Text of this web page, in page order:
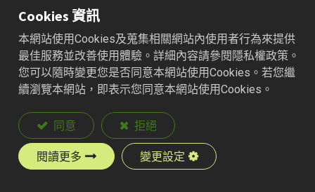
產品說明
Cookies 資訊
本網站使用Cookies及蒐集相關網站內使用者行為來提供
最佳服務並改善使用體驗。詳細內容請參閱隱私權政策。
您可以隨時變更您是否同意本網站使用Cookies。若您繼
續瀏覽本網站，即表示您同意本網站使用Cookies。
同意 拒絕
閱讀更多 變更設定